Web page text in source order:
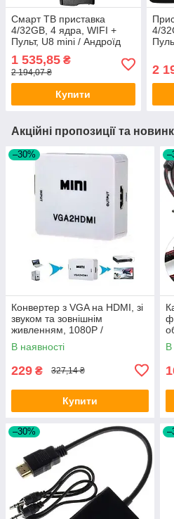
Смарт ТВ приставка
4/32GB, 4 ядра, WIFI +
Пульт, U8 mini / Андроїд
для телевізора
1 535,85 ₴
2 194,07 ₴
Купити
4/
2
Акційні пропозиції та
–30%
Конвертер з VGA на HDMI, зі
звуком та зовнішнім
живленням, 1080Р /
Перехідник з VGA на HDMI /
Адаптер VGA-HDMI
В наявності
229 ₴ 327,14 ₴
Купити
В
–30%